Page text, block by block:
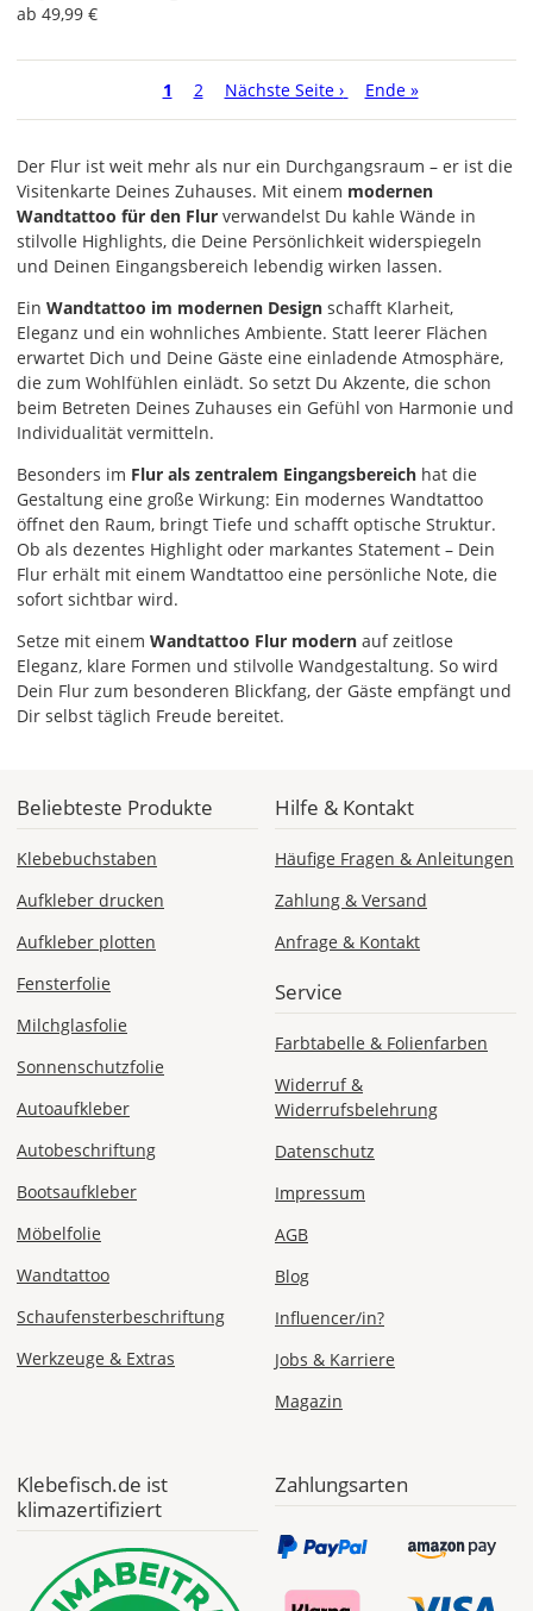
ab 49,99 €
Aktuelle
Seite
1 Seite
2
Nächste
Seite
Nächste Seite ›
Letzte
Seite
Ende »
Der Flur ist weit mehr als nur ein Durchgangsraum – er ist die
Visitenkarte Deines Zuhauses. Mit einem modernen
Wandtattoo für den Flur verwandelst Du kahle Wände in
stilvolle Highlights, die Deine Persönlichkeit widerspiegeln
und Deinen Eingangsbereich lebendig wirken lassen.
Ein Wandtattoo im modernen Design schafft Klarheit,
Eleganz und ein wohnliches Ambiente. Statt leerer Flächen
erwartet Dich und Deine Gäste eine einladende Atmosphäre,
die zum Wohlfühlen einlädt. So setzt Du Akzente, die schon
beim Betreten Deines Zuhauses ein Gefühl von Harmonie und
Individualität vermitteln.
Besonders im Flur als zentralem Eingangsbereich hat die
Gestaltung eine große Wirkung: Ein modernes Wandtattoo
öffnet den Raum, bringt Tiefe und schafft optische Struktur.
Ob als dezentes Highlight oder markantes Statement – Dein
Flur erhält mit einem Wandtattoo eine persönliche Note, die
sofort sichtbar wird.
Setze mit einem Wandtattoo Flur modern auf zeitlose
Eleganz, klare Formen und stilvolle Wandgestaltung. So wird
Dein Flur zum besonderen Blickfang, der Gäste empfängt und
Dir selbst täglich Freude bereitet.
Beliebteste Produkte
Klebebuchstaben
Aufkleber drucken
Aufkleber plotten
Fensterfolie
Milchglasfolie
Sonnenschutzfolie
Autoaufkleber
Autobeschriftung
Bootsaufkleber
Möbelfolie
Wandtattoo
Schaufensterbeschriftung
Werkzeuge & Extras
Hilfe & Kontakt
Häufige Fragen & Anleitungen
Zahlung & Versand
Anfrage & Kontakt
Service
Farbtabelle & Folienfarben
Widerruf &
Widerrufsbelehrung
Datenschutz
Impressum
AGB
Blog
Influencer/in?
Jobs & Karriere
Magazin
Klebefisch.de ist
klimazertifiziert
Zahlungsarten